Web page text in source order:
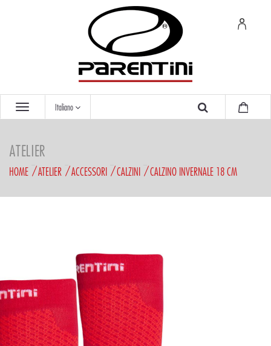
Italiano
ATELIER
HOME ATELIER ACCESSORI CALZINI CALZINO INVERNALE 18 CM